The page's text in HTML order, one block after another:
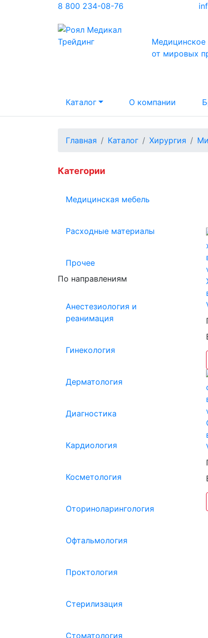
8 800 234-08-76
Медицинское
от мировых
Каталог О компании
Главная Каталог Хирургия
Категории
Медицинская мебель
Расходные материалы
Прочее
По направлениям
Анестезиология и
реанимация
Гинекология
Дерматология
Диагностика
Кардиология
Косметология
Оториноларингология
Офтальмология
Проктология
Стерилизация
Стоматология